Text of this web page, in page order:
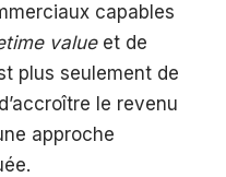
capables
valueet de
plus seulement de
le revenu
approche